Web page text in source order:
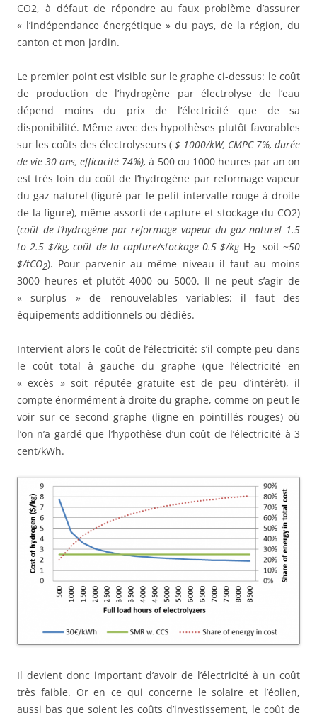
CO2, à défaut de répondre au faux problème d’assurer
« l’indépendance énergétique » du pays, de la région, du
canton et mon jardin.
Le premier point est visible sur le graphe ci-dessus: le coût
de production de l’hydrogène par électrolyse de l’eau
dépend moins du prix de l’électricité que de sa
disponibilité. Même avec des hypothèses plutôt favorables
sur les coûts des électrolyseurs ( $ 1000/kW, CMPC 7%, durée
de vie 30 ans, efficacité 74%),à 500 ou 1000 heures par an on
est très loin du coût de l’hydrogène par reformage vapeur
du gaz naturel (figuré par le petit intervalle rouge à droite
de la figure), même assorti de capture et stockage du CO2)
(coût de l’hydrogène par reformage vapeur du gaz naturel 1.5
to 2.5 $/kg, coût de la capture/stockage 0.5 $/kg H2 soit ~50
$/tCO2). Pour parvenir au même niveau il faut au moins
3000 heures et plutôt 4000 ou 5000. Il ne peut s’agir de
« surplus » de renouvelables variables: il faut des
équipements additionnels ou dédiés.
Intervient alors le coût de l’électricité: s’il compte peu dans
le coût total à gauche du graphe (que l’électricité en
« excès » soit réputée gratuite est de peu d’intérêt), il
compte énormément à droite du graphe, comme on peut le
voir sur ce second graphe (ligne en pointillés rouges) où
l’on n’a gardé que l’hypothèse d’un coût de l’électricité à 3
cent/kWh.
Il devient donc important d’avoir de l’électricité à un coût
très faible. Or en ce qui concerne le solaire et l’éolien,
aussi bas que soient les coûts d’investissement, le coût de